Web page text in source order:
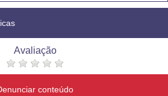
Avaliação
conteúdo